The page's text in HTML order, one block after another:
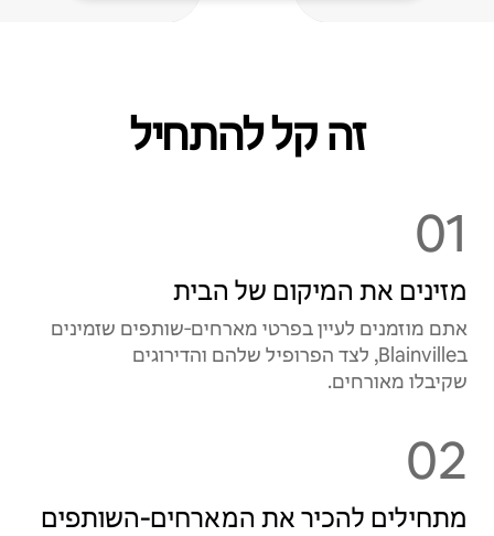
זה קל להתחיל
01
מזינים את המיקום של הבית
אתם מוזמנים לעיין בפרטי מארחים‑שותפים שזמינים
בBlainville, לצד הפרופיל שלהם והדירוגים
שקיבלו מאורחים.
02
מתחילים להכיר את המארחים‑השותפים